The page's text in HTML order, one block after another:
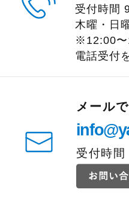
受付時間
木曜・日
※12:00〜
電話受付
メール
受付時